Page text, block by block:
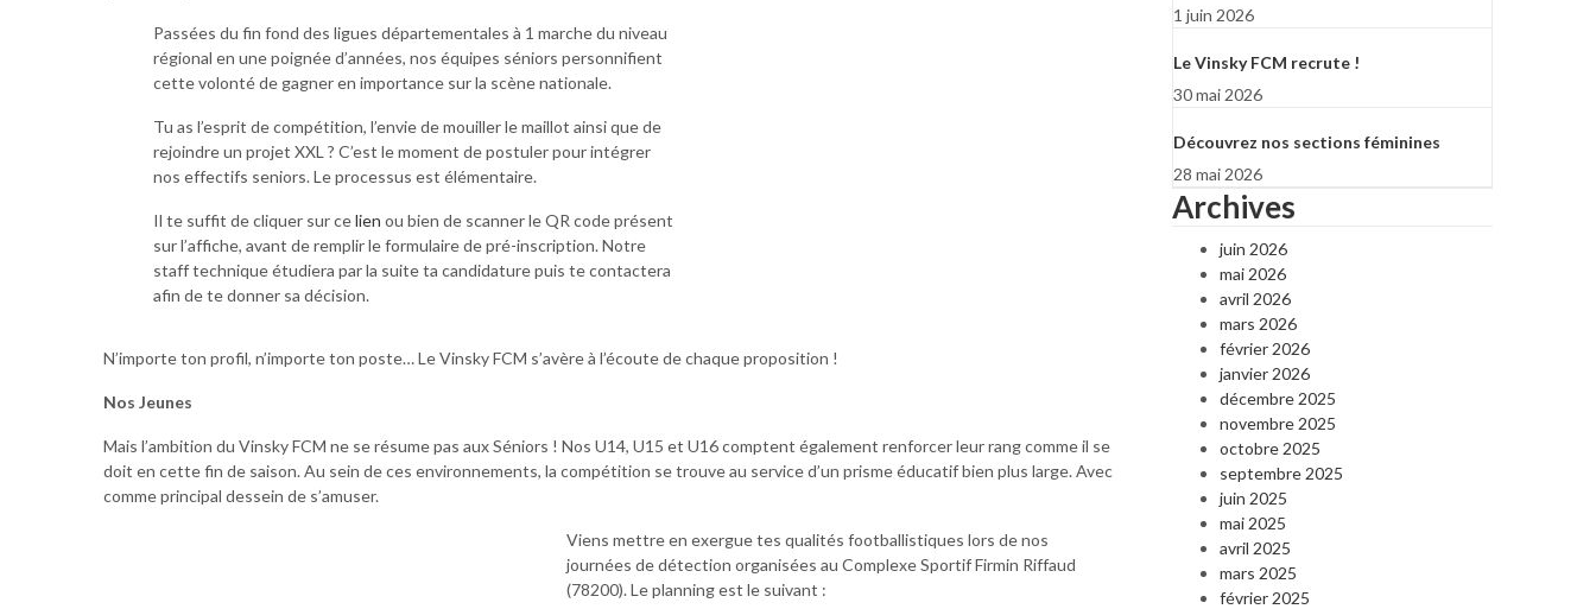
COLLECTION
SCOUTING
NOS SOUTIENS
Passées du fin fond des ligues départementales à 1 marche du niveau
régional en une poignée d’années, nos équipes séniors personnifient
cette volonté de gagner en importance sur la scène nationale.
Tu as l’esprit de compétition, l’envie de mouiller le maillot ainsi que de
rejoindre un projet XXL ? C’est le moment de postuler pour intégrer
nos effectifs seniors. Le processus est élémentaire.
Il te suffit de cliquer sur celien ou bien de scanner le QR code présent
sur l’affiche, avant de remplir le formulaire de pré-inscription. Notre
staff technique étudiera par la suite ta candidature puis te contactera
afin de te donner sa décision.
N’importe ton profil, n’importe ton poste… Le Vinsky FCM s’avère à l’écoute de chaque proposition !
Nos Jeunes
Mais l’ambition du Vinsky FCM ne se résume pas aux Séniors ! Nos U14, U15 et U16 comptent également renforcer leur rang comme il se
doit en cette fin de saison. Au sein de ces environnements, la compétition se trouve au service d’un prisme éducatif bien plus large. Avec
comme principal dessein de s’amuser.
Viens mettre en exergue tes qualités footballistiques lors de nos
journées de détection organisées au Complexe Sportif Firmin Riffaud
(78200). Le planning est le suivant :
1 juin 2026
Le Vinsky FCM recrute !
30 mai 2026
Découvrez nos sections féminines
28 mai 2026
Archives
juin 2026
mai 2026
avril 2026
mars 2026
février 2026
janvier 2026
décembre 2025
novembre 2025
octobre 2025
septembre 2025
juin 2025
mai 2025
avril 2025
mars 2025
février 2025